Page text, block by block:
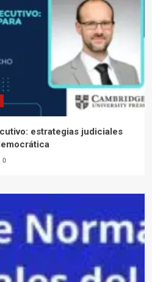
estrategias judiciales
0